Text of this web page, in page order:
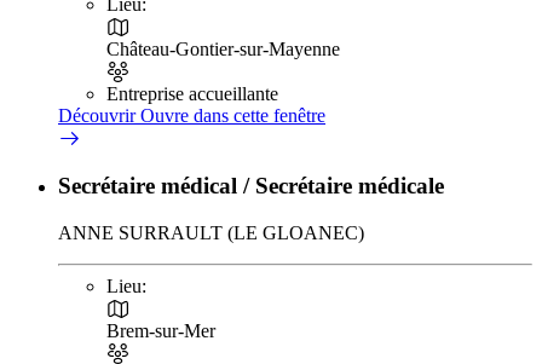
Château-Gontier-sur-Mayenne
Entreprise accueillante
DécouvrirOuvre dans cette fenêtre
Secrétaire médical / Secrétaire médicale
ANNE SURRAULT (LE GLOANEC)
Lieu:
Brem-sur-Mer